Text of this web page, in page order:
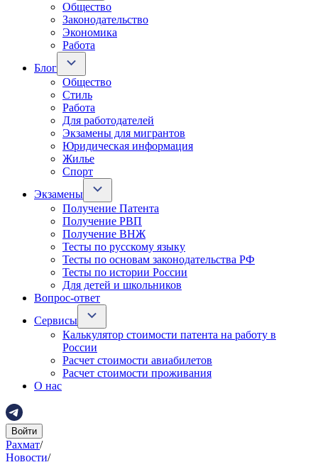
Общество
Законодательство
Экономика
Работа
Блог
Общество
Стиль
Работа
Для работодателей
Экзамены для мигрантов
Юридическая информация
Жилье
Спорт
Экзамены
Получение Патента
Получение РВП
Получение ВНЖ
Тесты по русскому языку
Тесты по основам законодательства РФ
Тесты по истории России
Для детей и школьников
Вопрос-ответ
Сервисы
Калькулятор стоимости патента на работу в
России
Расчет стоимости авиабилетов
Расчет стоимости проживания
О нас
Войти
Рахмат/
Новости/